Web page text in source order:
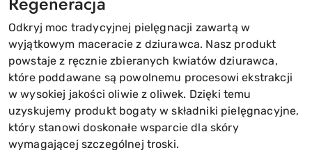
Odkryj moc tradycyjnej pielęgnacji zawartą w
wyjątkowym maceracie z dziurawca. Nasz produkt
powstaje z ręcznie zbieranych kwiatów dziurawca,
które poddawane są powolnemu procesowi ekstrakcji
w wysokiej jakości oliwie z oliwek. Dzięki temu
uzyskujemy produkt bogaty w składniki pielęgnacyjne,
który stanowi doskonałe wsparcie dla skóry
wymagającej szczególnej troski.